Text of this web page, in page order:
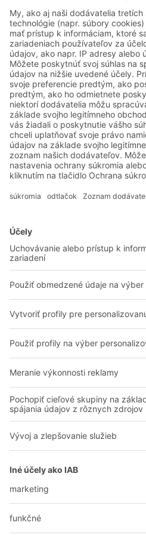
zabezpečujú plynulý
na montáž
Systémové riešenia
Regálové systémy
Dopravné systémy
Poradenstvo a služby
Profesionálne sklady
Kontaktný formulár
Zdieľať
A BIT O F
YOUR LIFE.
038 760 00 86